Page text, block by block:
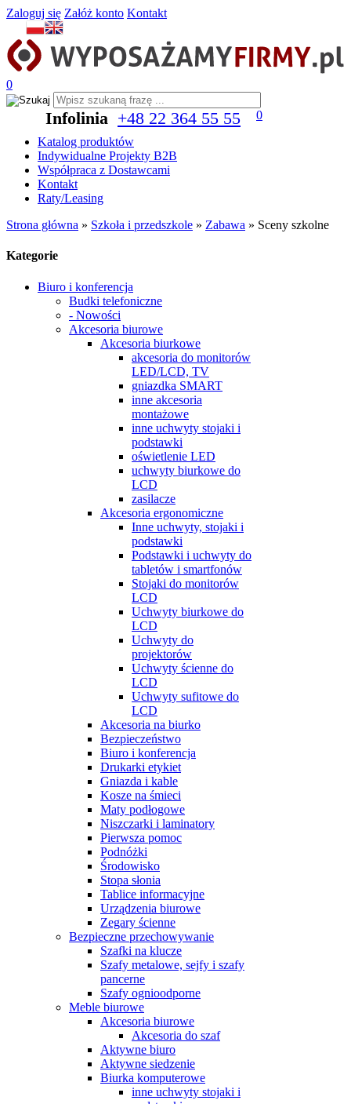
Zaloguj się Załóż konto Kontakt
0
Infolinia +48 22 364 55 55
0
Katalog produktów
Indywidualne Projekty B2B
Współpraca z Dostawcami
Kontakt
Raty/Leasing
Strona główna » Szkoła i przedszkole » Zabawa » Sceny szkolne
Kategorie
Biuro i konferencja
Budki telefoniczne
- Nowości
Akcesoria biurowe
Akcesoria biurkowe
akcesoria do monitorów
LED/LCD, TV
gniazdka SMART
inne akcesoria
montażowe
inne uchwyty stojaki i
podstawki
oświetlenie LED
uchwyty biurkowe do
LCD
zasilacze
Akcesoria ergonomiczne
Inne uchwyty, stojaki i
podstawki
Podstawki i uchwyty do
tabletów i smartfonów
Stojaki do monitorów
LCD
Uchwyty biurkowe do
LCD
Uchwyty do
projektorów
Uchwyty ścienne do
LCD
Uchwyty sufitowe do
LCD
Akcesoria na biurko
Bezpieczeństwo
Biuro i konferencja
Drukarki etykiet
Gniazda i kable
Kosze na śmieci
Maty podłogowe
Niszczarki i laminatory
Pierwsza pomoc
Podnóżki
Środowisko
Stopa słonia
Tablice informacyjne
Urządzenia biurowe
Zegary ścienne
Bezpieczne przechowywanie
Szafki na klucze
Szafy metalowe, sejfy i szafy
pancerne
Szafy ognioodporne
Meble biurowe
Akcesoria biurowe
Akcesoria do szaf
Aktywne biuro
Aktywne siedzenie
Biurka komputerowe
inne uchwyty stojaki i